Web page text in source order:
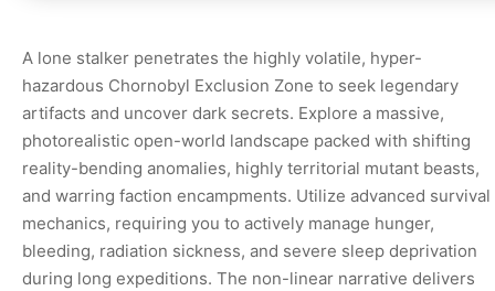
A lone stalker penetrates the highly volatile, hyper-
hazardous Chornobyl Exclusion Zone to seek legendary
artifacts and uncover dark secrets. Explore a massive,
photorealistic open-world landscape packed with shifting
reality-bending anomalies, highly territorial mutant beasts,
and warring faction encampments. Utilize advanced survival
mechanics, requiring you to actively manage hunger,
bleeding, radiation sickness, and severe sleep deprivation
during long expeditions. The non-linear narrative delivers